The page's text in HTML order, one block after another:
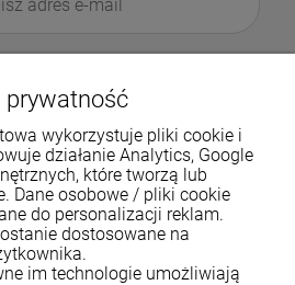
prywatność
wykorzystuje pliki cookie i
działanie Analytics, Google
które tworzą lub
Dane osobowe / pliki cookie
do personalizacji reklam.
dostosowane na
im technologie umożliwiają